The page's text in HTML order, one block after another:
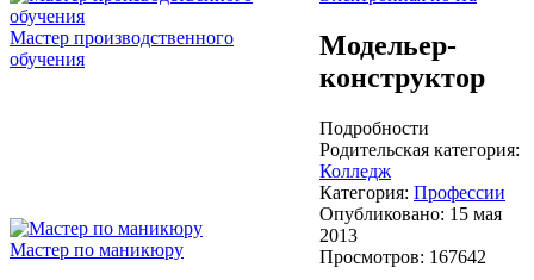
Мастер производственного
обучения
Мастер по маникюру
Модельер-
конструктор
Подробности
Родительская категория:
Колледж
Категория: Профессии
Опубликовано: 15 мая
2013
Просмотров: 167642